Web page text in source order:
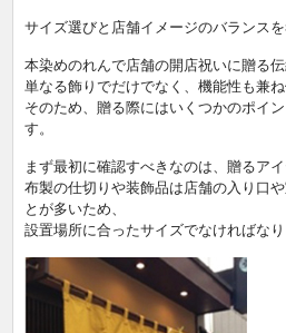
サイズ選びと店舗イメージのバランス
本染めのれんで店舗の開店祝いに贈る
単なる飾りでだけでなく、機能性も兼ね
そのため、贈る際にはいくつかのポイ
す。
まず最初に確認すべきなのは、贈るアイ
布製の仕切りや装飾品は店舗の入り口
とが多いため、
設置場所に合ったサイズでなければなり